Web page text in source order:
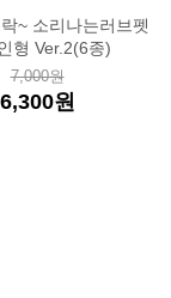
~ 소리나는러브펫
형 Ver.2(6종)
7,000원
6,300원